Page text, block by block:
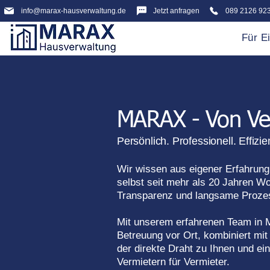
info@marax-hausverwaltung.de Jetzt anfragen 089 2126
Für
MARAX - Von
Persönlich. Professionell.
Wir wissen aus eigener
selbst seit mehr als 20 Jahren
Transparenz und langsame
Mit unserem erfahrenen Team in
Betreuung vor Ort, kombiniert
der direkte Draht zu Ihnen und
Vermietern für Vermieter.